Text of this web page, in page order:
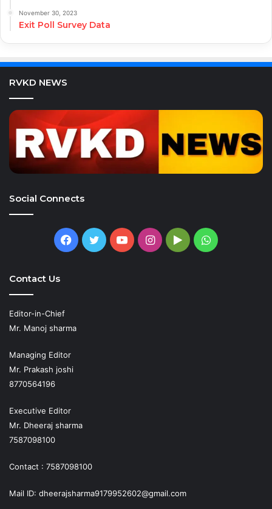
November 30, 2023
Exit Poll Survey Data
RVKD NEWS
Social Connects
Facebook
TwitterYouTubeInstagram
GoogleWhatsApp
Contact Us
Editor-in-Chief
Mr. Manoj sharma
Managing Editor
Mr. Prakash joshi
8770564196
Executive Editor
Mr. Dheeraj sharma
7587098100
Contact : 7587098100
Mail ID: dheerajsharma9179952602@gmail.com